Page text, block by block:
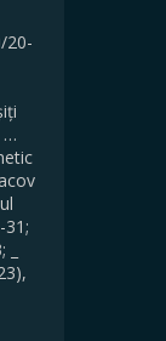
20-
…
31;